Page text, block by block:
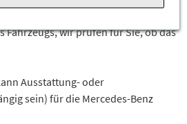
Fahrzeugs, wir prüfen für Sie, ob das
Ausstattung- oder
sein) für die Mercedes-Benz